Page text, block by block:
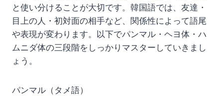
と使い分けることが大切です。韓国語では、友達・
目上の人・初対面の相手など、関係性によって語尾
や表現が変わります。以下でパンマル・ヘヨ体・ハ
ムニダ体の三段階をしっかりマスターしていきまし
ょう。
パンマル（タメ語）